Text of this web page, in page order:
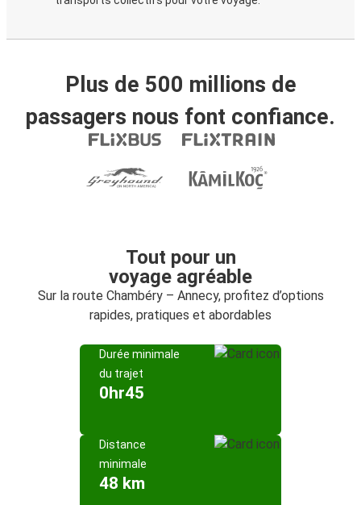
Plus de 500 millions de
passagers nous font confiance.
Tout pour un
voyage agréable
Sur la route Chambéry – Annecy, profitez d’options
rapides, pratiques et abordables
Durée minimale
du trajet
0hr45
Distance
minimale
48 km